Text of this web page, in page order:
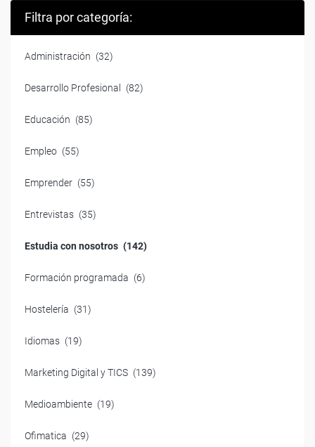
Filtra por categoría:
Administración (32)
Desarrollo Profesional (82)
Educación (85)
Empleo (55)
Emprender (55)
Entrevistas (35)
Estudia con nosotros (142)
Formación programada (6)
Hostelería (31)
Idiomas (19)
Marketing Digital y TICS (139)
Medioambiente (19)
Ofimatica (29)